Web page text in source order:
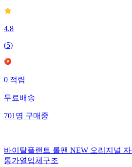
4.8
(5)
0적립
무료배송
701명구매중
바이탈플랜트 롤팬 NEW 오리지널
통가열입체구조